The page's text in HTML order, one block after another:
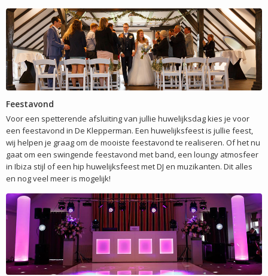
Feestavond
Voor een spetterende afsluiting van jullie huwelijksdag kies je voor
een feestavond in De Klepperman. Een huwelijksfeest is jullie feest,
wij helpen je graag om de mooiste feestavond te realiseren. Of het nu
gaat om een swingende feestavond met band, een loungy atmosfeer
in Ibiza stijl of een hip huwelijksfeest met DJ en muzikanten. Dit alles
en nog veel meer is mogelijk!